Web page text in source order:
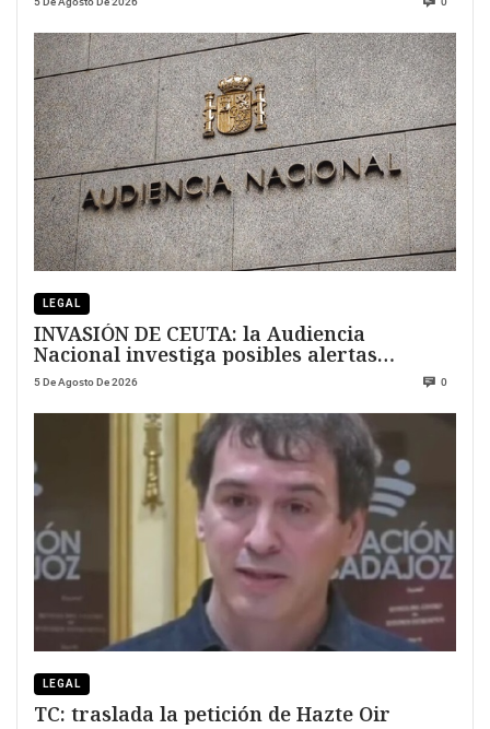
LEGAL
INVASIÓN DE CEUTA: la Audiencia
Nacional investiga posibles alertas
previas
5 De Agosto De 2026 0
LEGAL
TC: traslada la petición de Hazte Oir